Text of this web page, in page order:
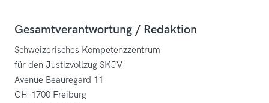
Gesamtverantwortung / Redaktion
Schweizerisches Kompetenzzentrum
für den Justizvollzug SKJV
Avenue Beauregard 11
CH-1700 Freiburg